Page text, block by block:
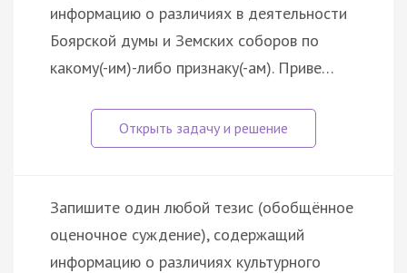
информацию о различиях в деятельности
Боярской думы и Земских соборов по
какому(-им)-либо признаку(-ам). Приве…
Запишите один любой тезис (обобщённое
оценочное суждение), содержащий
информацию о различиях культурного